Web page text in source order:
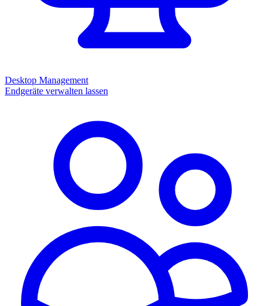
Desktop Management
Endgeräte verwalten lassen